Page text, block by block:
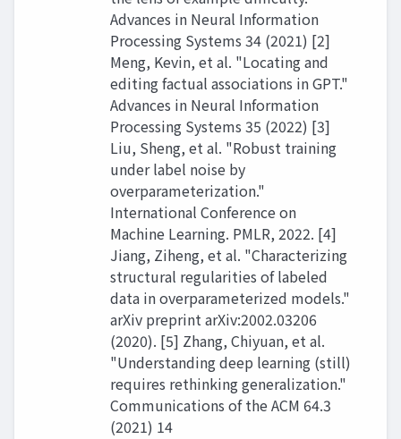
Advances in Neural Information
Processing Systems 34 (2021) [2]
Meng, Kevin, et al. "Locating and
editing factual associations in GPT."
Advances in Neural Information
Processing Systems 35 (2022) [3]
Liu, Sheng, et al. "Robust training
under label noise by
overparameterization."
International Conference on
Machine Learning. PMLR, 2022. [4]
Jiang, Ziheng, et al. "Characterizing
structural regularities of labeled
data in overparameterized models."
arXiv preprint arXiv:2002.03206
(2020). [5] Zhang, Chiyuan, et al.
"Understanding deep learning (still)
requires rethinking generalization."
Communications of the ACM 64.3
(2021) 14